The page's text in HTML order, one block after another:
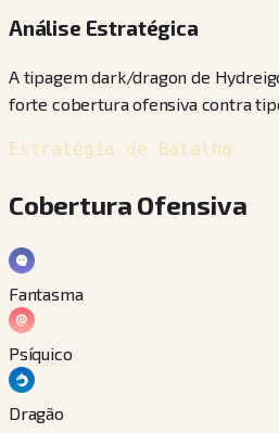
Análise Estratégica
A tipagem dark/dragon de
forte cobertura ofensiva contra
Estratégia de Batalha
Cobertura Ofensiva
Fantasma
Psíquico
Dragão